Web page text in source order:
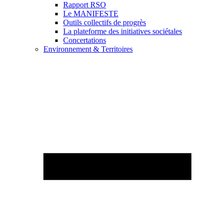
Rapport RSO
Le MANIFESTE
Outils collectifs de progrès
La plateforme des initiatives sociétales
Concertations
Environnement & Territoires